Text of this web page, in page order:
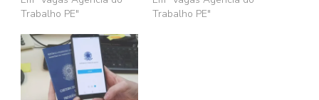
Trabalho PE"
Trabalho PE"